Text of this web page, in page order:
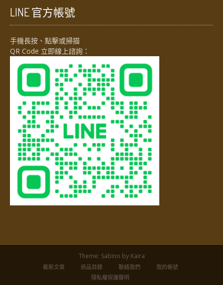
LINE 官方帳號
手機長按、點擊或掃描
QR Code 立即線上諮詢：
Theme: Sabino by Kaira
最新文章 商品目錄 聯絡我們
我的帳號
隱私權保護聲明